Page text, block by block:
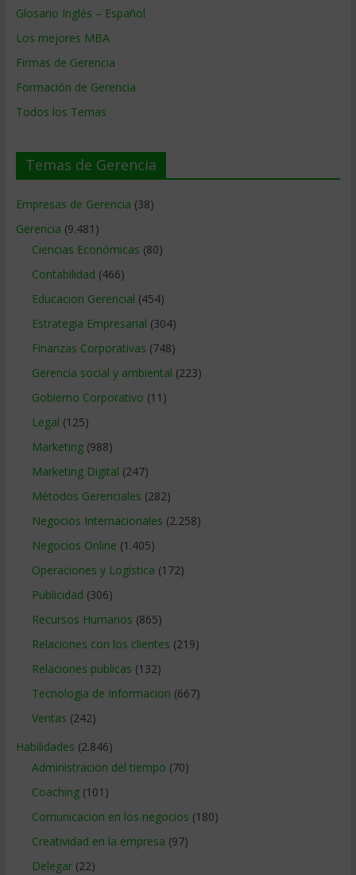
Glosario Inglés – Español
Los mejores MBA
Firmas de Gerencia
Formación de Gerencia
Todos los Temas
Temas de Gerencia
Empresas de Gerencia (38)
Gerencia (9.481)
Ciencias Económicas (80)
Contabilidad (466)
Educacion Gerencial (454)
Estrategia Empresarial (304)
Finanzas Corporativas (748)
Gerencia social y ambiental (223)
Gobierno Corporativo (11)
Legal (125)
Marketing(988)
Marketing Digital (247)
Métodos Gerenciales (282)
Negocios Internacionales (2.258)
Negocios Online (1.405)
Operaciones y Logística (172)
Publicidad (306)
Recursos Humanos (865)
Relaciones con los clientes (219)
Relaciones publicas (132)
Tecnologia de Informacion (667)
Ventas (242)
Habilidades (2.846)
Administracion del tiempo (70)
Coaching(101)
Comunicacion en los negocios (180)
Creatividad en la empresa (97)
Delegar(22)